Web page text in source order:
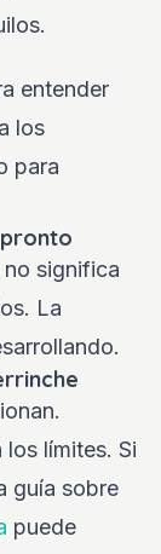
entender
los
para
significa
La
límites. Si
guía sobre
puede